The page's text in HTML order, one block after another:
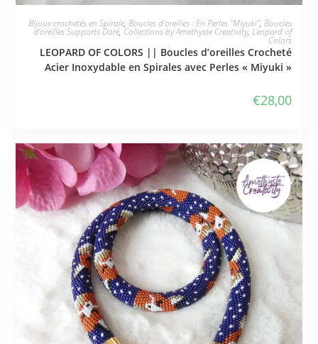
JE L'ADOPTE
Bijoux crochetés en Spirale, Boucles d'oreilles : En Perles "Miyuki", Boucles
d'oreilles Supports Doré, Collections by Amethyste Creativity, Leopard of
Colors
LEOPARD OF COLORS || Boucles d’oreilles Crocheté
Acier Inoxydable en Spirales avec Perles « Miyuki »
€28,00